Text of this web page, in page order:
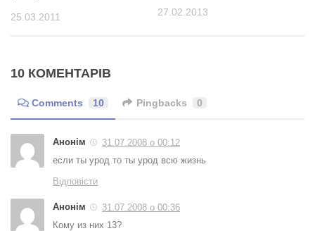
25.03.2011 27.02.2013
10 КОМЕНТАРІВ
Comments 10 Pingbacks 0
Анонім
31.07.2008 о 00:12
если ты урод то ты урод всю жизнь
Відповісти
Анонім
31.07.2008 о 00:36
Кому из них 13?